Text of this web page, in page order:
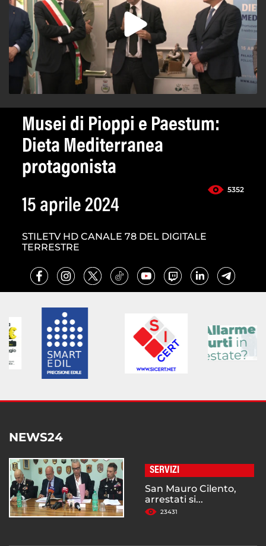
Musei di Pioppi e Paestum:
Dieta Mediterranea
protagonista
5352
15 aprile 2024
STILETV HD CANALE 78 DEL DIGITALE
TERRESTRE
NEWS24
SERVIZI
San Mauro Cilento,
arrestati si...
23431